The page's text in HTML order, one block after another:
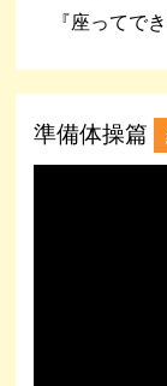
『座ってで
準備体操篇